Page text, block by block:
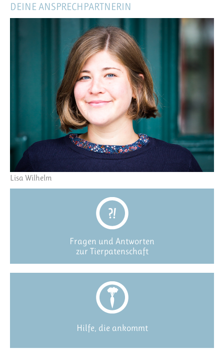
DEINE ANSPRECHPARTNERIN
Lisa Wilhelm
Fragen und Antworten
zur Tierpatenschaft
Hilfe, die ankommt